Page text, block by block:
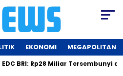
EKONOMI MEGAPOLITAN
Rp28 Miliar Tersembunyi dalam